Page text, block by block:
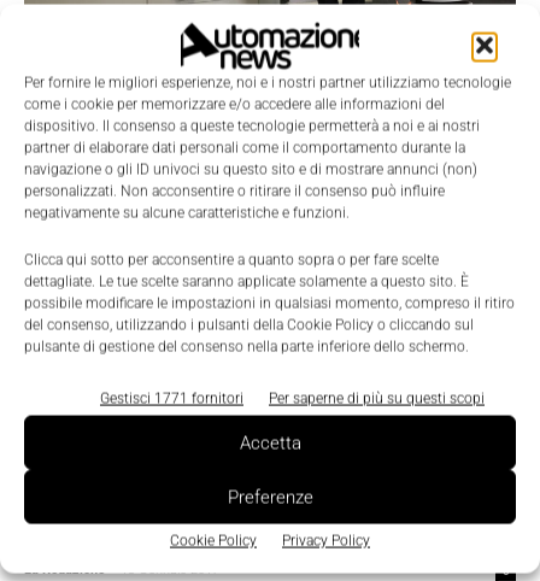
Per fornire le migliori esperienze, noi e i nostri partner utilizziamo tecnologie
come i cookie per memorizzare e/o accedere alle informazioni del
dispositivo. Il consenso a queste tecnologie permetterà a noi e ai nostri
partner di elaborare dati personali come il comportamento durante la
navigazione o gli ID univoci su questo sito e di mostrare annunci (non)
personalizzati. Non acconsentire o ritirare il consenso può influire
negativamente su alcune caratteristiche e funzioni.
Clicca qui sotto per acconsentire a quanto sopra o per fare scelte
dettagliate. Le tue scelte saranno applicate solamente a questo sito. È
possibile modificare le impostazioni in qualsiasi momento, compreso il ritiro
del consenso, utilizzando i pulsanti della Cookie Policy o cliccando sul
pulsante di gestione del consenso nella parte inferiore dello schermo.
Gestisci 1771 fornitori Per saperne di più su questi scopi
Accetta
Preferenze
Cookie Policy Privacy Policy
Con Omron, la robotica è mobile
La Redazione
Premi Innovazione 4.0 ad A&T 2017
La Redazione - 13 Gennaio 2017 0